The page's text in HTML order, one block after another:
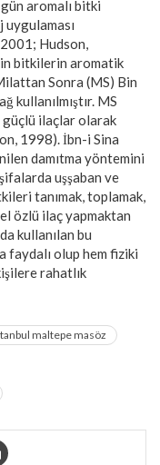
aromalı bitki
Hudson,
bitkilerin aromatik
Sonra (MS) Bin
kullanılmıştır. MS
güçlü ilaçlar olarak
1998). İbn-i Sina
damıtma yöntemini
uşşaban ve
tanımak, toplamak,
özlü ilaç yapmaktan
kullanılan bu
faydalı olup hem fiziki
rahatlık
maltepe masöz